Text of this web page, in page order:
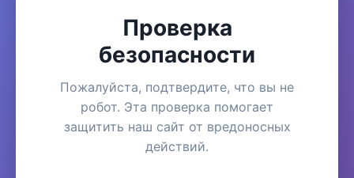
Проверка
безопасности
Пожалуйста, подтвердите, что вы не
робот. Эта проверка помогает
защитить наш сайт от вредоносных
действий.